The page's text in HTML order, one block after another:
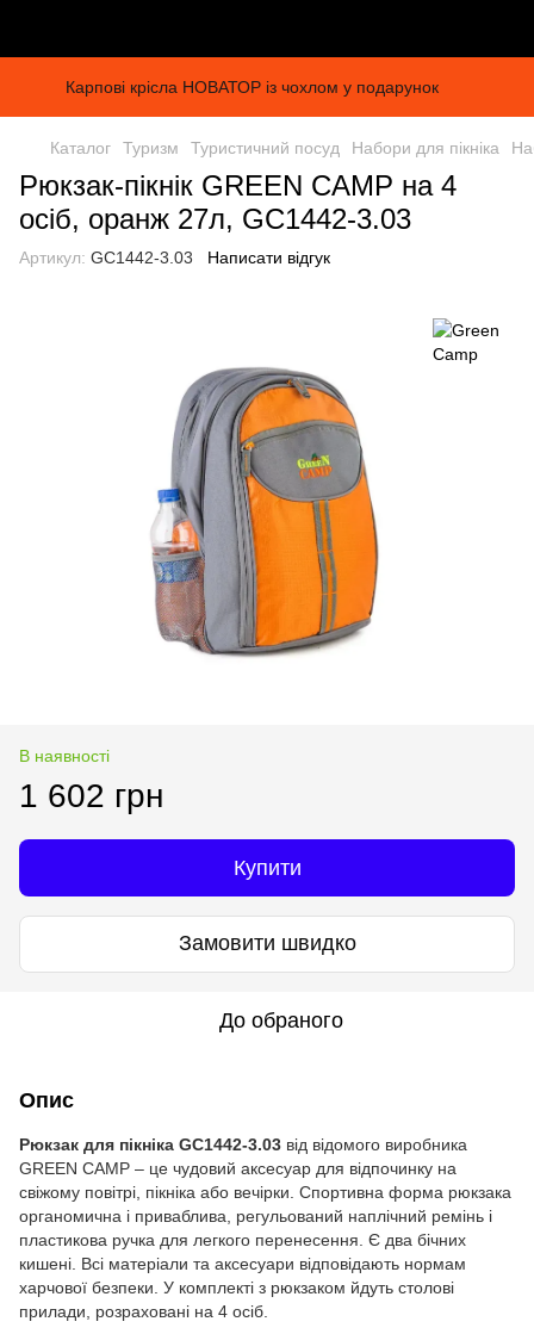
Карпові крісла НОВАТОР із чохлом у подарунок
Каталог Туризм Туристичний посуд Набори для пікніка
Рюкзак-пікнік GREEN CAMP на 4
осіб, оранж 27л, GC1442-3.03
Артикул: GC1442-3.03 Написати відгук
В наявності
1 602 грн
Купити
Замовити швидко
До обраного
Опис
Рюкзак для пікніка GC1442-3.03 від відомого виробника
GREEN CAMP – це чудовий аксесуар для відпочинку на
свіжому повітрі, пікніка або вечірки. Спортивна форма рюкзака
органомична і приваблива, регульований наплічний ремінь і
пластикова ручка для легкого перенесення. Є два бічних
кишені. Всі матеріали та аксесуари відповідають нормам
харчової безпеки. У комплекті з рюкзаком йдуть столові
прилади, розраховані на 4 осіб.